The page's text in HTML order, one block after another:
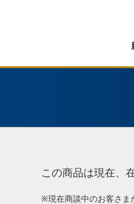
この商品は現在、
※現在商談中のお客さま